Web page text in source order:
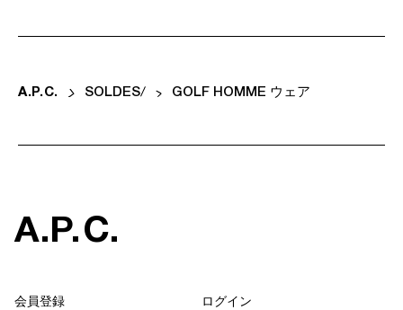
A. P. C. SOLDES GOLF HOMME ウェア
A.P.C.
会員登録 ログイン